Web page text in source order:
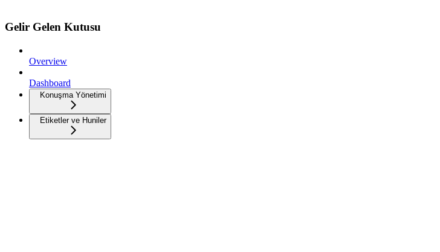
Gelir Gelen Kutusu
Overview
Dashboard
Konuşma Yönetimi
Etiketler ve Huniler